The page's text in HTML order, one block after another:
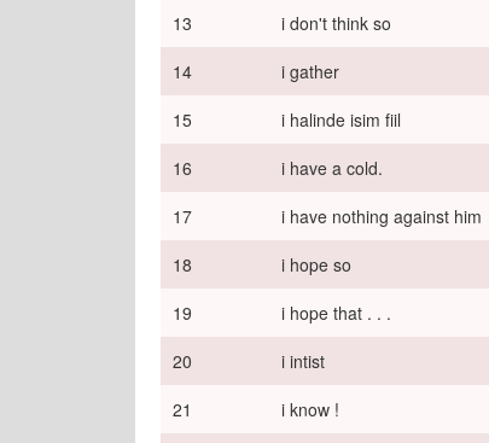
13
i don't think so
14
i gather
15
i halinde isim fiil
16
i have a cold.
17
i have nothing against him
18
i hope so
19
i hope that . . .
20
i intist
21
i know !